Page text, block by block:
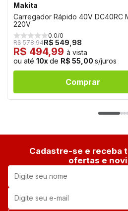
Makita
Carregador Rápido 40V DC40RC
220V
0.0/0
R$ 578,94R$ 549,98
R$ 494,99 à vista
ou até 10x de R$ 55,00 s/juros
Comprar
Cadastre-se e receba
ofertas e